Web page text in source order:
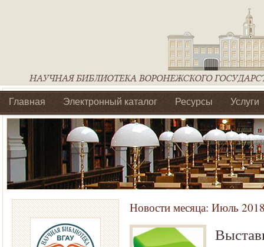
Главная Электронный каталог Ресурсы Услуги
Библиотеки регионального отделения Ассоциации
Новости месяца: Июль